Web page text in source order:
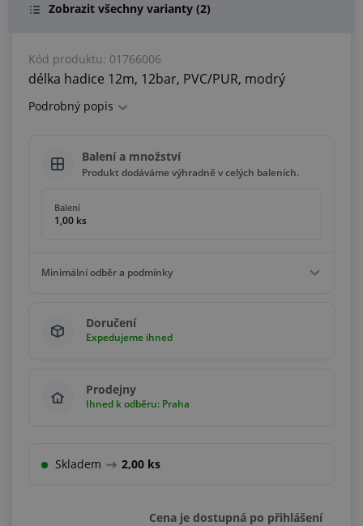
Zobrazit všechny varianty (2)
Kód produktu: 01766006
délka hadice 12m, 12bar, PVC/PUR, modrý
Podrobný popis
Balení a množství
Produkt dodáváme výhradně v celých baleních.
Balení
1,00 ks
Minimální odběr a podmínky
1,00 ks
Násobky 1,00 ks
Doručení
Expedujeme ihned
Prodejny
Ihned k odběru: Praha
Skladem 2,00 ks
Cena je dostupná po přihlášení